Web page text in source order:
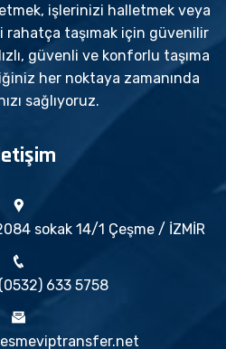
işlerinizi halletmek veya
taşımak için güvenilir
güvenli ve konforlu taşıma
her noktaya zamanında
sağlıyoruz.
sokak 14/1 Çeşme / İZMİR
633 5758